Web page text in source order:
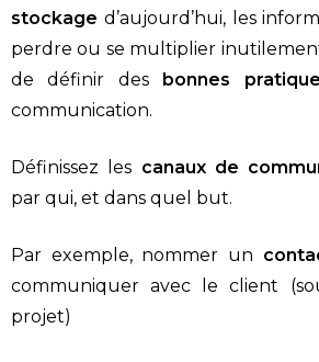
stockage d’aujourd’hui, les
perdre ou se multiplier
de définir des
bonnes
communication.
Définissez les canaux de
par qui, et dans quel but.
Par exemple, nommer un
communiquer avec le client
projet)